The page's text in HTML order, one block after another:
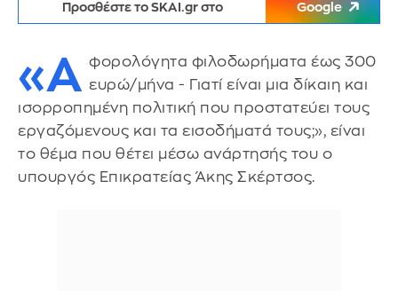
Προσθέστε το SKAI.gr στο Google
«Α φορολόγητα φιλοδωρήματα έως 300
ευρώ/μήνα - Γιατί είναι μια δίκαιη και
ισορροπημένη πολιτική που προστατεύει τους
εργαζόμενους και τα εισοδήματά τους;», είναι
το θέμα που θέτει μέσω ανάρτησής του ο
υπουργός Επικρατείας Άκης Σκέρτσος.